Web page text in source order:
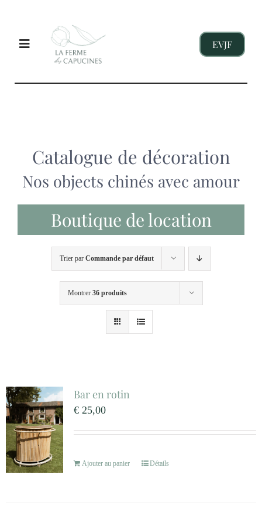
contenu
Toggle
Navigation
ENFANTS
NOS GITES
MARIAGES
NOS ACTIVITES
CGV
EVJF
Catalogue de décoration
Nos objects chinés avec amour
Boutique de location
Trier par Commande par défaut
Montrer 36 produits
Bar en rotin
€25,00
Ajouter au panier Détails